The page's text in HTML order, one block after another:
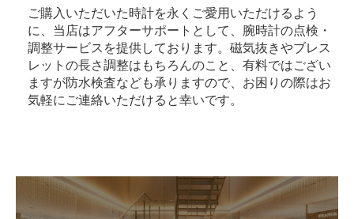
ご購入いただいた時計を永くご愛用いただけるよう
に、当店はアフターサポートとして、腕時計の点検・
調整サービスを提供しております。磁気抜きやブレス
レットの長さ調整はもちろんのこと、有料ではござい
ますが防水検査なども承りますので、お困りの際はお
気軽にご連絡いただけると幸いです。